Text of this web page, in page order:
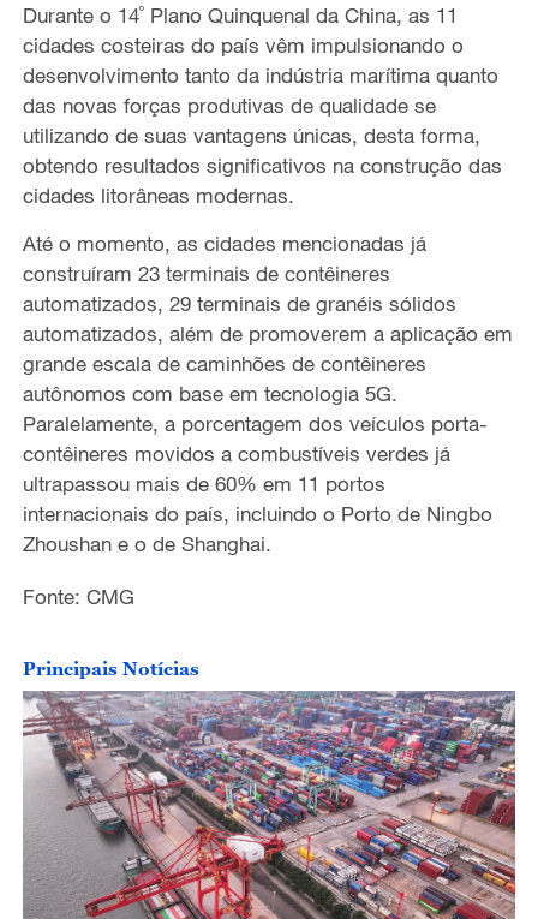
l
a
y
V
i
d
e
o
Durante o 14˚ Plano Quinquenal da China, as 11
cidades costeiras do país vêm impulsionando o
desenvolvimento tanto da indústria marítima quanto
das novas forças produtivas de qualidade se
utilizando de suas vantagens únicas, desta forma,
obtendo resultados significativos na construção das
cidades litorâneas modernas.
Até o momento, as cidades mencionadas já
construíram 23 terminais de contêineres
automatizados, 29 terminais de granéis sólidos
automatizados, além de promoverem a aplicação em
grande escala de caminhões de contêineres
autônomos com base em tecnologia 5G.
Paralelamente, a porcentagem dos veículos porta-
contêineres movidos a combustíveis verdes já
ultrapassou mais de 60% em 11 portos
internacionais do país, incluindo o Porto de Ningbo
Zhoushan e o de Shanghai.
Fonte: CMG
Principais Notícias